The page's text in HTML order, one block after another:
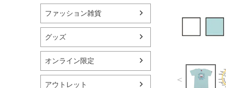
ファッション雑貨
グッズ
オンライン限定
アウトレット ＜